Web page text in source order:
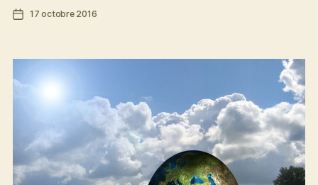
d’élue]
Date17 octobre 2016